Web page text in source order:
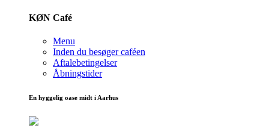
KØN Café
Menu
Inden du besøger caféen
Aftalebetingelser
Åbningstider
En hyggelig oase midt i Aarhus